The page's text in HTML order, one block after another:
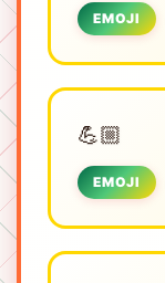
EMOJI
💪🏼
EMOJI